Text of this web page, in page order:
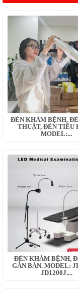
ĐÈN KHÁM BỆNH,
THUẬT, ĐÈN TIỂU
MODEL:...
ĐÈN KHÁM BỆNH,
GẮN BÀN. MODEL:
JD1200J,...